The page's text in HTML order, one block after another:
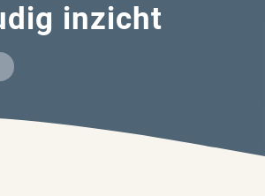
inzicht